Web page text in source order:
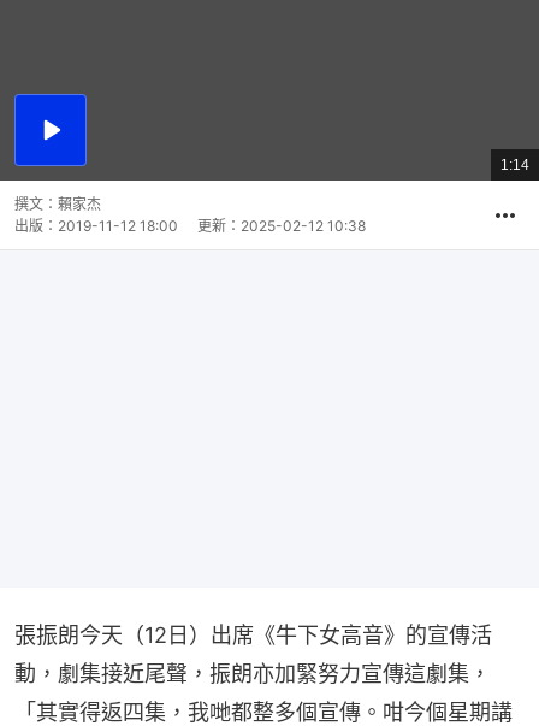
播
總
共
1:14
撰文： 賴家杰
出版： 2019-11-12 18:00 更新： 2025-02-12 10:38
張振朗今天（12日）出席《牛下女高音》的宣傳活
動，劇集接近尾聲，振朗亦加緊努力宣傳這劇集，
「其實得返四集，我哋都整多個宣傳。咁今個星期講